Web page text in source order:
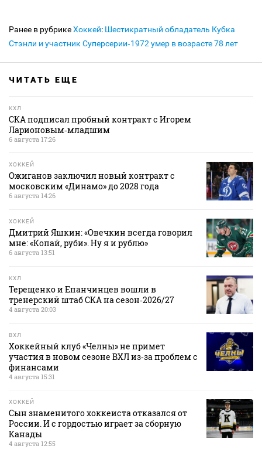
Ранее в рубрикеХоккей: Шестикратный обладатель Кубка
Стэнли и участник Суперсерии‑1972 умер в возрасте 78 лет
ЧИТАТЬ ЕЩЕ
КХЛ
СКА подписал пробный контракт с Игорем
Ларионовым‑младшим
6 августа 17:26
ХОККЕЙ
Ожиганов заключил новый контракт с
московским «Динамо» до 2028 года
6 августа 14:26
ХОККЕЙ
Дмитрий Яшкин: «Овечкин всегда говорил
мне: «Копай, руби». Ну я и рублю»
6 августа 13:51
КХЛ
Терещенко и Епанчинцев вошли в
тренерский штаб СКА на сезон‑2026/27
4 августа 20:03
ВХЛ
Хоккейный клуб «Челны» не примет
участия в новом сезоне ВХЛ из‑за проблем с
финансами
4 августа 15:31
ХОККЕЙ
Сын знаменитого хоккеиста отказался от
России. И с гордостью играет за сборную
Канады
4 августа 12:55